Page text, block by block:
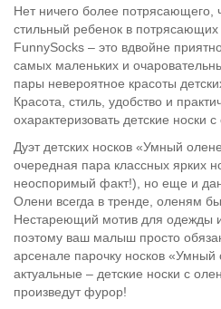
Нет ничего более потрясающего,
стильный ребенок в потрясающих
FunnySocks – это вдвойне
самых маленьких и
пары невероятное красоты
Красота, стиль, удобство и
охарактеризовать детские носки
Дуэт детских носков «Умный
очередная пара классных ярких
неоспоримый факт!), но еще и
Олени всегда в тренде, оленям
Нестареющий мотив для одежды
поэтому ваш малыш просто
арсенале парочку носков
актуальные – детские носки с
произведут фурор!